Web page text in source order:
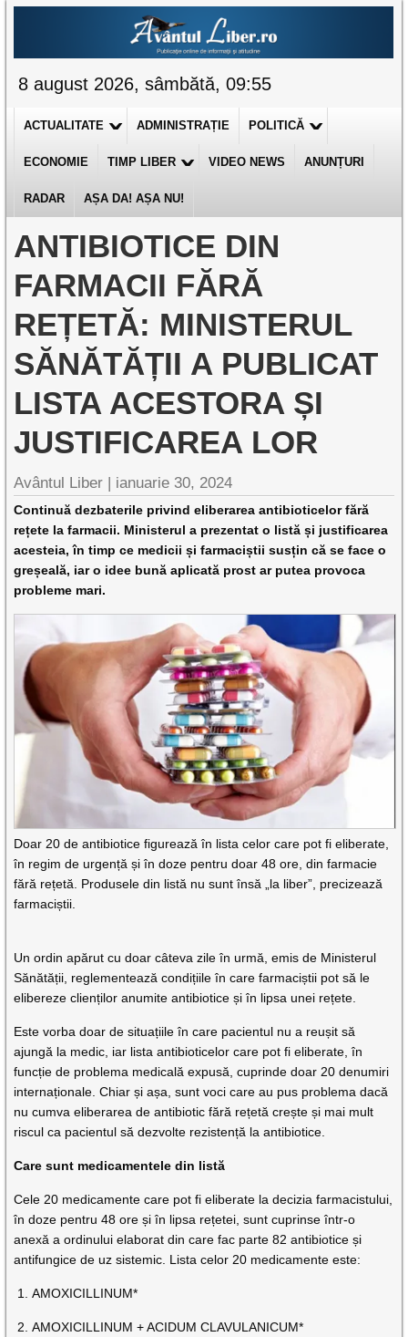
8 august 2026, sâmbătă, 09:55
ACTUALITATE ADMINISTRAȚIE POLITICĂ
ECONOMIE TIMP LIBER VIDEO NEWS ANUNȚURI
RADAR AȘA DA! AȘA NU!
ANTIBIOTICE DIN
FARMACII FĂRĂ
REȚETĂ: MINISTERUL
SĂNĂTĂȚII A PUBLICAT
LISTA ACESTORA ȘI
JUSTIFICAREA LOR
Avântul Liber | ianuarie 30, 2024
Continuă dezbaterile privind eliberarea antibioticelor fără
rețete la farmacii. Ministerul a prezentat o listă și justificarea
acesteia, în timp ce medicii și farmaciștii susțin că se face o
greșeală, iar o idee bună aplicată prost ar putea provoca
probleme mari.
Doar 20 de antibiotice figurează în lista celor care pot fi eliberate,
în regim de urgență și în doze pentru doar 48 ore, din farmacie
fără rețetă. Produsele din listă nu sunt însă „la liber”, precizează
farmaciștii.
Un ordin apărut cu doar câteva zile în urmă, emis de Ministerul
Sănătății, reglementează condițiile în care farmaciștii pot să le
elibereze clienților anumite antibiotice și în lipsa unei rețete.
Este vorba doar de situațiile în care pacientul nu a reușit să
ajungă la medic, iar lista antibioticelor care pot fi eliberate, în
funcție de problema medicală expusă, cuprinde doar 20 denumiri
internaționale. Chiar și așa, sunt voci care au pus problema dacă
nu cumva eliberarea de antibiotic fără rețetă crește și mai mult
riscul ca pacientul să dezvolte rezistență la antibiotice.
Care sunt medicamentele din listă
Cele 20 medicamente care pot fi eliberate la decizia farmacistului,
în doze pentru 48 ore și în lipsa rețetei, sunt cuprinse într-o
anexă a ordinului elaborat din care fac parte 82 antibiotice și
antifungice de uz sistemic. Lista celor 20 medicamente este:
AMOXICILLINUM*
AMOXICILLINUM + ACIDUM CLAVULANICUM*